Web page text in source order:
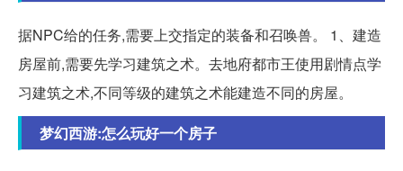
据NPC给的任务,需要上交指定的装备和召唤兽。 1、建造
房屋前,需要先学习建筑之术。去地府都市王使用剧情点学
习建筑之术,不同等级的建筑之术能建造不同的房屋。
梦幻西游:怎么玩好一个房子